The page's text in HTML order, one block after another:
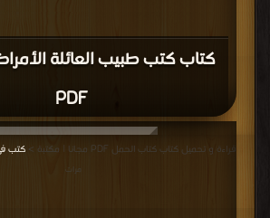
كتاب كتب طبيب العائلة
PDF
قراءة و تحميل كتاب كتاب الحمل PDF مجانا | مكتبة > كتب
مرات